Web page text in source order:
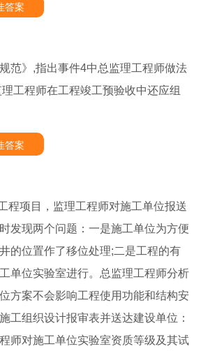
答案
范》,指出事件4中总监理工程师做法
工程师在工程竣工预验收中还应组
答案
程项目，监理工程师对施工单位报送
发现两个问题：一是施工单位为方便
的位置作了移位处理;二是工程的有
单位实验室进行。总监理工程师分析
方案不会影响工程使用功能和结构安
工组织设计报审表并送达建设单位：
师对施工单位实验室资质等级及其试